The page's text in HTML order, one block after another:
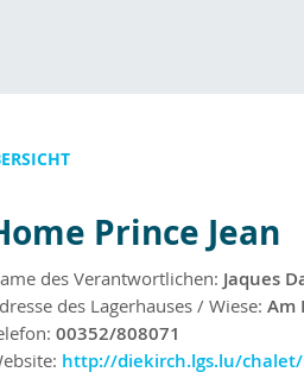
Prince Jean
des Verantwortlichen: Jaques
des Lagerhauses / Wiese: Am
00352/808071
http://diekirch.lgs.lu/